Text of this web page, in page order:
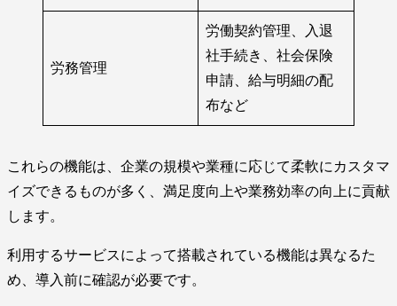
労務管理
労働契約管理、入退
社手続き、社会保険
申請、給与明細の配
布など
これらの機能は、企業の規模や業種に応じて柔軟にカスタマ
イズできるものが多く、満足度向上や業務効率の向上に貢献
します。
利用するサービスによって搭載されている機能は異なるた
め、導入前に確認が必要です。